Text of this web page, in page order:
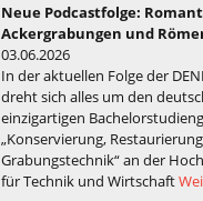
Neue Podcastfolge:
Ackergrabungen und
03.06.2026
In der aktuellen Folge der
dreht sich alles um den
einzigartigen
„Konservierung,
Grabungstechnik“ an der
für Technik und Wirtschaft